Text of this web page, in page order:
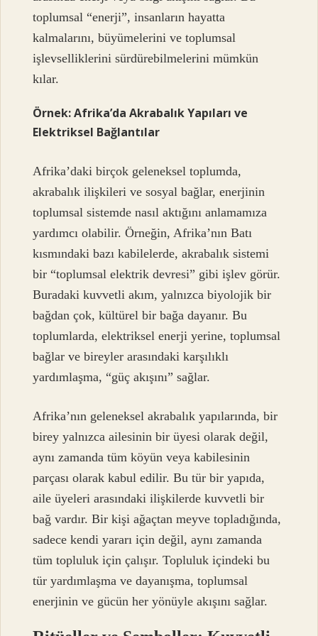
toplumsal “enerji”, insanların hayatta
kalmalarını, büyümelerini ve toplumsal
işlevselliklerini sürdürebilmelerini mümkün
kılar.
Örnek: Afrika’da Akrabalık Yapıları ve
Elektriksel Bağlantılar
Afrika’daki birçok geleneksel toplumda,
akrabalık ilişkileri ve sosyal bağlar, enerjinin
toplumsal sistemde nasıl aktığını anlamamıza
yardımcı olabilir. Örneğin, Afrika’nın Batı
kısmındaki bazı kabilelerde, akrabalık sistemi
bir “toplumsal elektrik devresi” gibi işlev görür.
Buradaki kuvvetli akım, yalnızca biyolojik bir
bağdan çok, kültürel bir bağa dayanır. Bu
toplumlarda, elektriksel enerji yerine, toplumsal
bağlar ve bireyler arasındaki karşılıklı
yardımlaşma, “güç akışını” sağlar.
Afrika’nın geleneksel akrabalık yapılarında, bir
birey yalnızca ailesinin bir üyesi olarak değil,
aynı zamanda tüm köyün veya kabilesinin
parçası olarak kabul edilir. Bu tür bir yapıda,
aile üyeleri arasındaki ilişkilerde kuvvetli bir
bağ vardır. Bir kişi ağaçtan meyve topladığında,
sadece kendi yararı için değil, aynı zamanda
tüm topluluk için çalışır. Topluluk içindeki bu
tür yardımlaşma ve dayanışma, toplumsal
enerjinin ve gücün her yönüyle akışını sağlar.